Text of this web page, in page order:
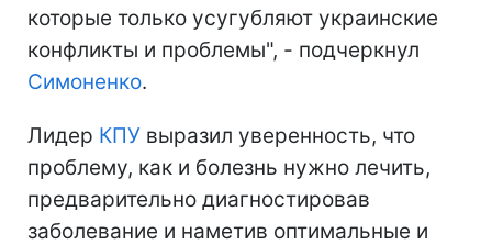
которые только усугубляют украинские
конфликты и проблемы", - подчеркнул
Симоненко.
Лидер КПУ выразил уверенность, что
проблему, как и болезнь нужно лечить,
предварительно диагностировав
заболевание и наметив оптимальные и